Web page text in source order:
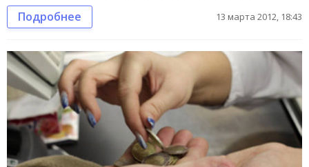
Подробнее 13 марта 2012, 18:43